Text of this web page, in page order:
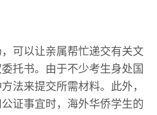
可以让亲属帮忙递交有关文
托书。由于不少考生身处国
法来提交所需材料。此外，
证事宜时，海外华侨学生的